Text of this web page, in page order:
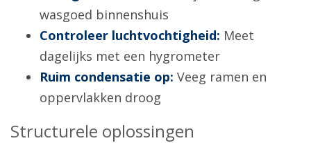
wasgoed binnenshuis
Controleer luchtvochtigheid: Meet
dagelijks met een hygrometer
Ruim condensatie op: Veeg ramen en
oppervlakken droog
Structurele oplossingen